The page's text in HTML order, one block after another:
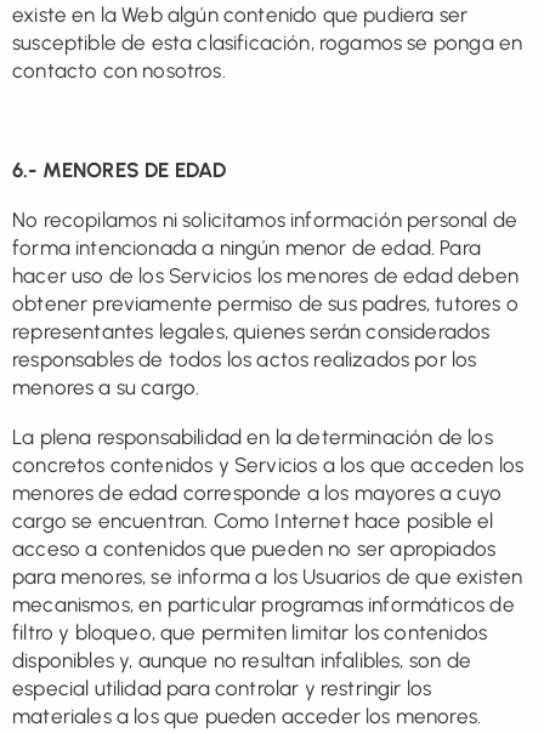
existe en la Web algún contenido que pudiera ser
susceptible de esta clasificación, rogamos se ponga en
contacto con nosotros.
6.- MENORES DE EDAD
No recopilamos ni solicitamos información personal de
forma intencionada a ningún menor de edad. Para
hacer uso de los Servicios los menores de edad deben
obtener previamente permiso de sus padres, tutores o
representantes legales, quienes serán considerados
responsables de todos los actos realizados por los
menores a su cargo.
La plena responsabilidad en la determinación de los
concretos contenidos y Servicios a los que acceden los
menores de edad corresponde a los mayores a cuyo
cargo se encuentran. Como Internet hace posible el
acceso a contenidos que pueden no ser apropiados
para menores, se informa a los Usuarios de que existen
mecanismos, en particular programas informáticos de
filtro y bloqueo, que permiten limitar los contenidos
disponibles y, aunque no resultan infalibles, son de
especial utilidad para controlar y restringir los
materiales a los que pueden acceder los menores.